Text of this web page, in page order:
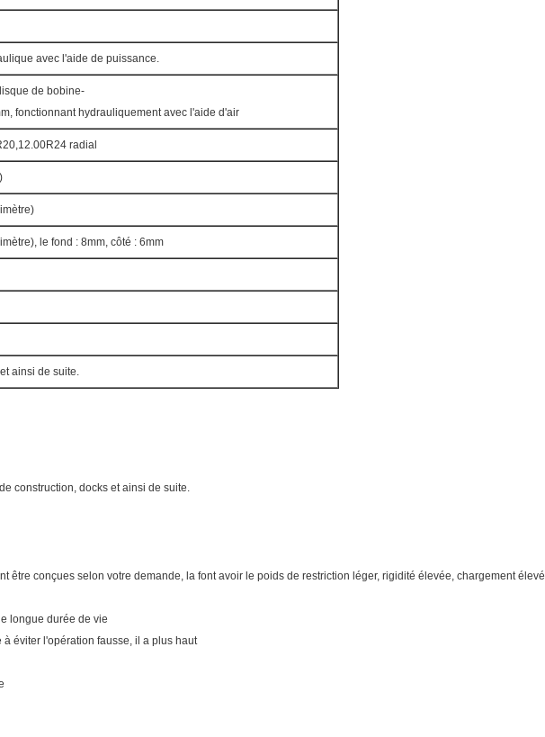
avec l'aide de puissance.
de bobine-
fonctionnant hydrauliquement avec l'aide d'air
radial
le fond : 8mm, côté : 6mm
ainsi de suite.
construction, docks et ainsi de suite.
être conçues selon votre demande, la font avoir le poids de restriction léger, rigidité élevée, chargement élevé
longue durée de vie
éviter l'opération fausse, il a plus haut